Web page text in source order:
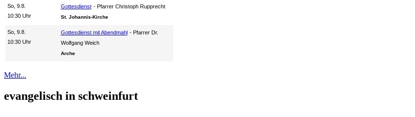
So, 9.8.
10:30 Uhr
Gottesdienst Pfarrer Christoph Rupprecht
St. Johannis-Kirche
So, 9.8.
10:30 Uhr
Gottesdienst mit Abendmahl
Pfarrer Dr.
Wolfgang Weich
Arche
Mehr...
evangelisch in schweinfurt